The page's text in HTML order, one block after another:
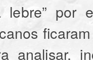
lebre” por
analisar,